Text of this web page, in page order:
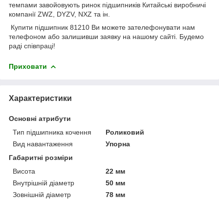
темпами завойовують ринок підшипників Китайські виробничі
компанії ZWZ, DYZV, NXZ та ін.
Купити підшипник 81210 Ви можете зателефонувати нам
телефоном або залишивши заявку на нашому сайті. Будемо
раді співпраці!
Приховати
Характеристики
Основні атрибути
Тип підшипника кочення
Роликовий
Вид навантаження
Упорна
Габаритні розміри
Висота
22 мм
Внутрішній діаметр
50 мм
Зовнішній діаметр
78 мм